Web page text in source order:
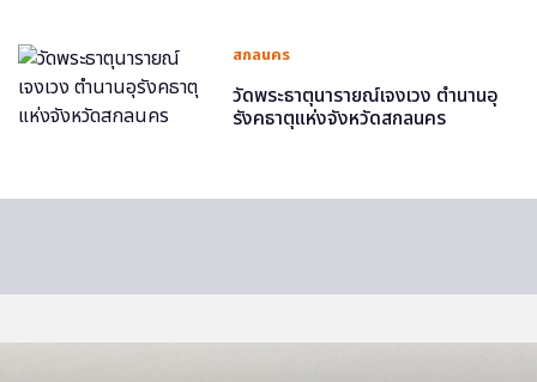
สกลนคร
วัดพระธาตุนารายณ์เจงเวง ตำนานอุ
รังคธาตุแห่งจังหวัดสกลนคร